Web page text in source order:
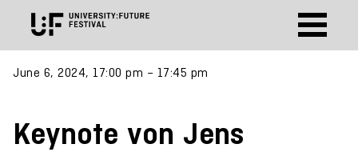
June 6, 2024, 17:00 pm – 17:45 pm
Keynote von Jens